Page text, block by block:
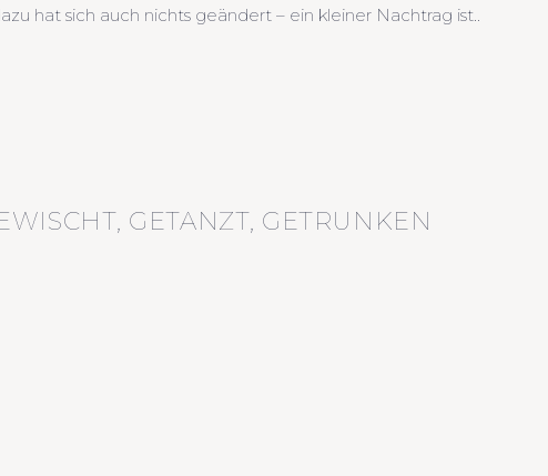
hat sich auch nichts geändert – ein kleiner Nachtrag ist..
GETANZT, GETRUNKEN